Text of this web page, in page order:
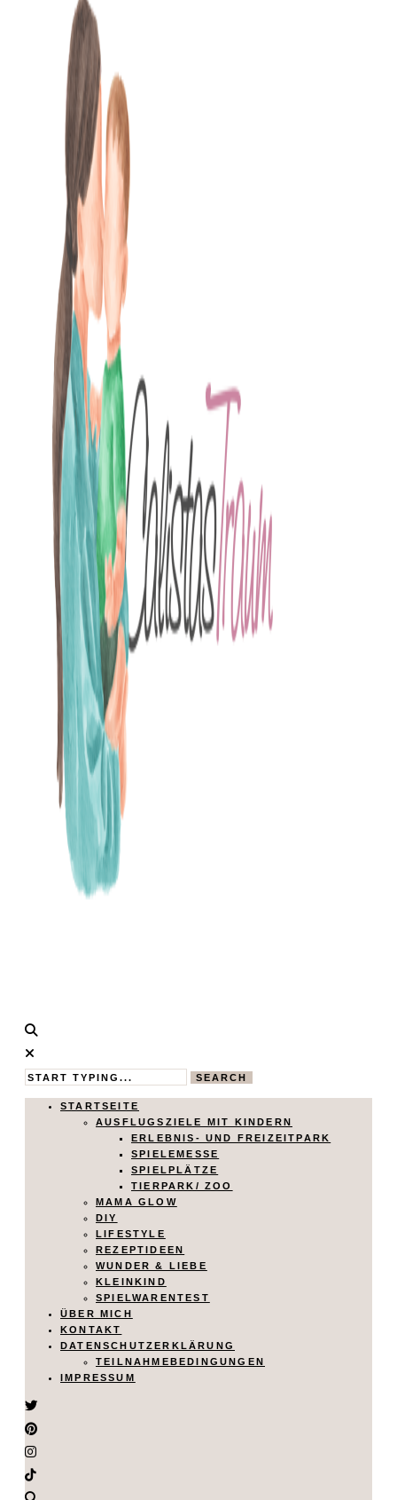
Calistas
Traum
MAMABLOG
SEARCH
STARTSEITE
AUSFLUGSZIELE MIT KINDERN
ERLEBNIS- UND FREIZEITPARK
SPIELEMESSE
SPIELPLÄTZE
TIERPARK/ ZOO
MAMA GLOW
DIY
LIFESTYLE
REZEPTIDEEN
WUNDER & LIEBE
KLEINKIND
SPIELWARENTEST
ÜBER MICH
KONTAKT
DATENSCHUTZERKLÄRUNG
TEILNAHMEBEDINGUNGEN
IMPRESSUM